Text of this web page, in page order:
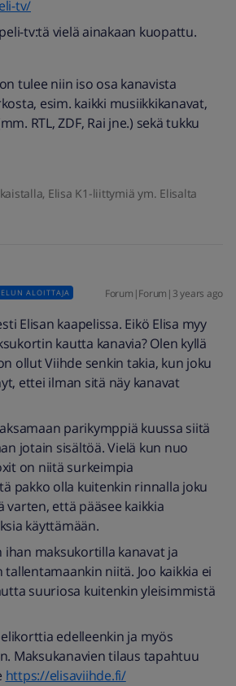
tv/
tv:tä vielä ainakaan kuopattu.
tulee niin iso osa kanavista
esim. kaikki musiikkikanavat,
RTL, ZDF, Rai jne.) sekä tukku
Elisa K1-liittymiä ym. Elisalta
ALOITTAJA Forum|Forum|3 years ago
Elisan kaapelissa. Eikö Elisa myy
kautta kanavia? Olen kyllä
ollut Viihde senkin takia, kun joku
ettei ilman sitä näy kanavat
parikymppiä kuussa siitä
jotain sisältöä. Vielä kun nuo
on niitä surkeimpia
pakko olla kuitenkin rinnalla joku
että pääsee kaikkia
käyttämään.
maksukortilla kanavat ja
tallentamaankin niitä. Joo kaikkia ei
suuriosa kuitenkin yleisimmistä
edelleenkin ja myös
Maksukanavien tilaus tapahtuu
https://elisaviihde.fi/